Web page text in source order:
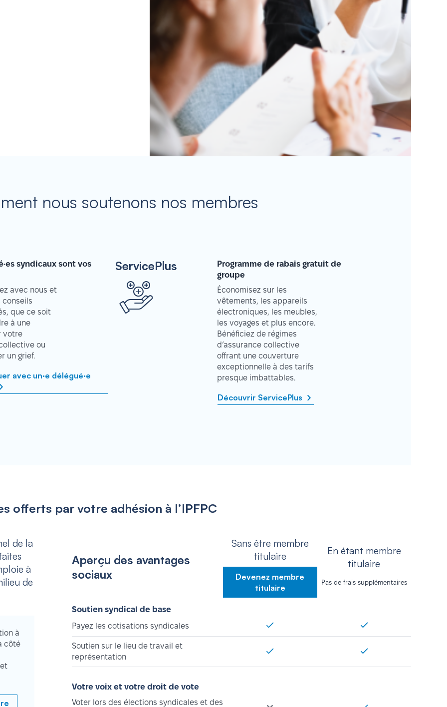
nous soutenons nos membres
syndicaux sont vos
avec nous et
conseils
que ce soit
à une
votre
ou
un grief.
avec un·e délégué·e
ServicePlus
Programme de rabais gratuit de
groupe
Économisez sur les
vêtements, les appareils
électroniques, les meubles,
les voyages et plus encore.
Bénéficiez de régimes
d’assurance collective
offrant une couverture
exceptionnelle à des tarifs
presque imbattables.
Découvrir ServicePlus
offerts par votre adhésion à l’IPFPC
de la
à
de
à
côté
Aperçu des avantages
sociaux
Sans être membre
titulaire
Devenez membre
titulaire
En étant membre
titulaire
Pas de frais supplémentaires
Soutien syndical de base
Payez les cotisations syndicales
Soutien sur le lieu de travail et
représentation
Votre voix et votre droit de vote
Voter lors des élections syndicales et des